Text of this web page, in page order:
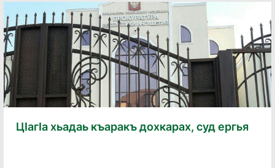
ЦӀагӀа хьадаь къаракъ дохкарах, суд ергья